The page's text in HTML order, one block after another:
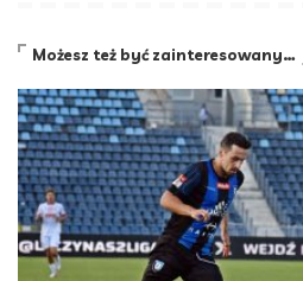
Możesz też być zainteresowany…